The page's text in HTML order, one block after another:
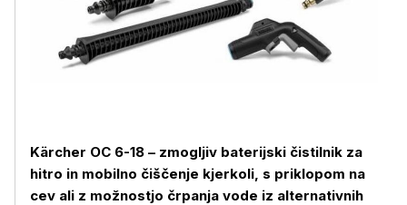
Kärcher OC 6-18 – zmogljiv baterijski čistilnik za
hitro in mobilno čiščenje kjerkoli, s priklopom na
cev ali z možnostjo črpanja vode iz alternativnih